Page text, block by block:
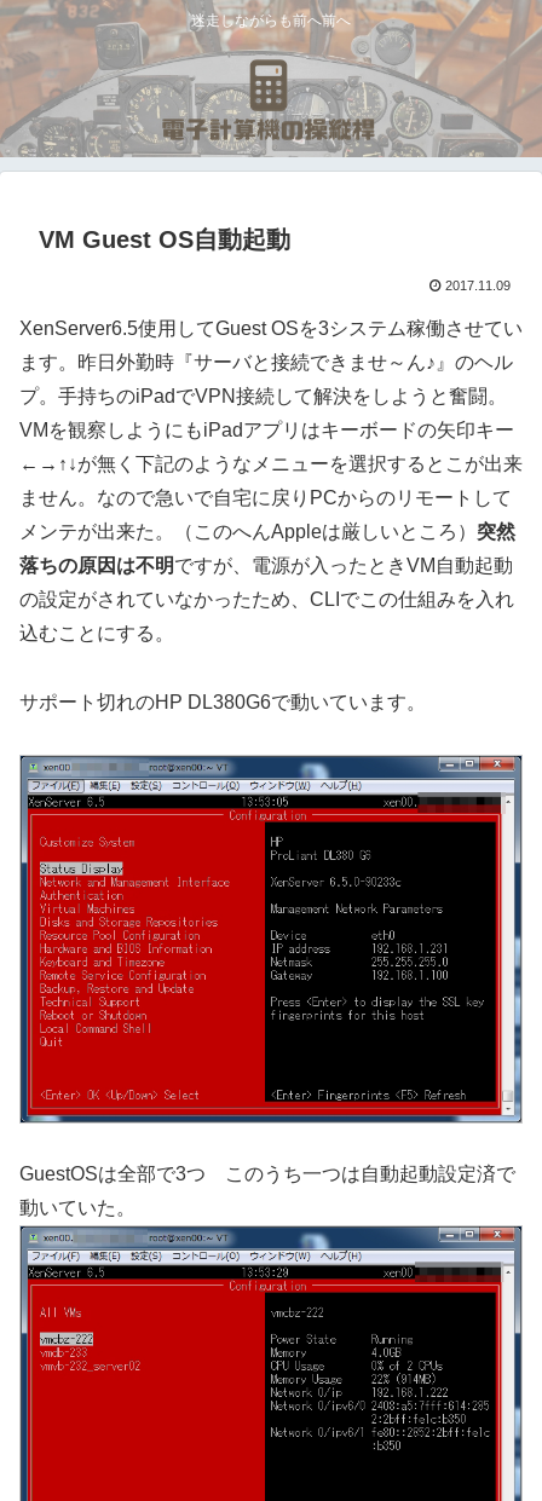
迷走しながらも前へ前へ
VM Guest OS自動起動
2017.11.09
XenServer6.5使用してGuest OSを3システム稼働させてい
ます。昨日外勤時『サーバと接続できませ～ん♪』のヘル
プ。手持ちのiPadでVPN接続して解決をしようと奮闘。
VMを観察しようにもiPadアプリはキーボードの矢印キー
←→↑↓が無く下記のようなメニューを選択するとこが出来
ません。なので急いで自宅に戻りPCからのリモートして
メンテが出来た。（このへんAppleは厳しいところ） 突然
落ちの原因は不明ですが、電源が入ったときVM自動起動
の設定がされていなかったため、CLIでこの仕組みを入れ
込むことにする。
サポート切れのHP DL380G6で動いています。
GuestOSは全部で3つ このうち一つは自動起動設定済で
動いていた。